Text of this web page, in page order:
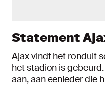
Statement
Ajax vindt het ronduit
het stadion is
aan, aan eenieder die